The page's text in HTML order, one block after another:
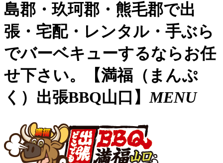
島郡・玖珂郡・熊毛郡で出
張・宅配・レンタル・手ぶら
でバーベキューするならお任
せ下さい。【満福（まんぷ
く）出張BBQ山口】MENU